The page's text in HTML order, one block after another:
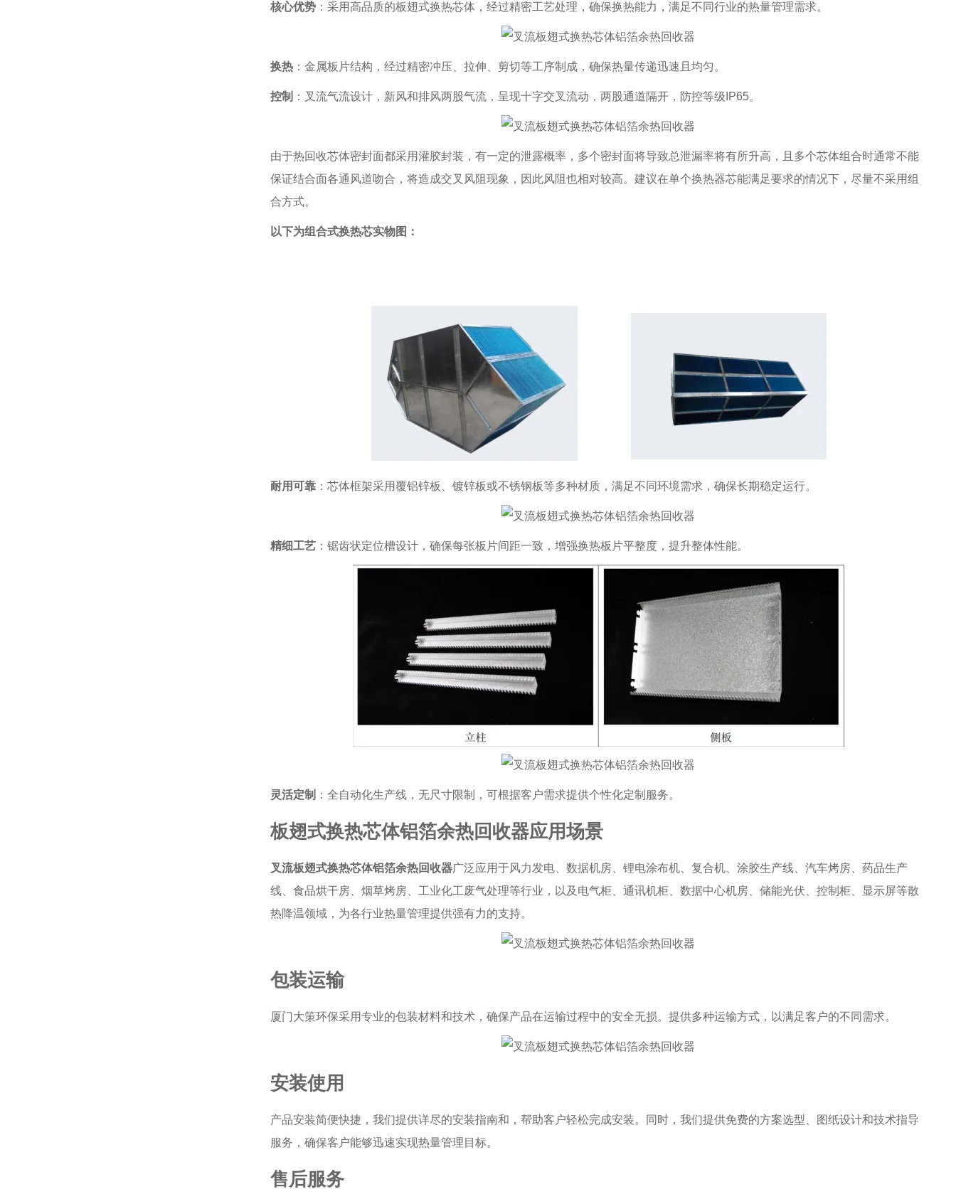
核心优势 ：采用高品质的板翅式换热芯体，经过精密工艺处理，确保换热能力，满足不同行业的热量管理需求。
换热 ：金属板片结构，经过精密冲压、拉伸、剪切等工序制成，确保热量传递迅速且均匀。
控制 ：叉流气流设计，新风和排风两股气流，呈现十字交叉流动，两股通道隔开，防控等级IP65。
由于热回收芯体密封面都采用灌胶封装，有一定的泄露概率，多个密封面将导致总泄漏率将有所升高，且多个芯体组合时通常不能
保证结合面各通风道吻合，将造成交叉风阻现象，因此风阻也相对较高。建议在单个换热器芯能满足要求的情况下，尽量不采用组
合方式。
以下为组合式换热芯实物图：
耐用可靠 ：芯体框架采用覆铝锌板、镀锌板或不锈钢板等多种材质，满足不同环境需求，确保长期稳定运行。
精细工艺 ：锯齿状定位槽设计，确保每张板片间距一致，增强换热板片平整度，提升整体性能。
灵活定制 ：全自动化生产线，无尺寸限制，可根据客户需求提供个性化定制服务。
板翅式换热芯体铝箔余热回收器应用场景
叉流板翅式换热芯体铝箔余热回收器广泛应用于风力发电、数据机房、锂电涂布机、复合机、涂胶生产线、汽车烤房、药品生产
线、食品烘干房、烟草烤房、工业化工废气处理等行业，以及电气柜、通讯机柜、数据中心机房、储能光伏、控制柜、显示屏等散
热降温领域，为各行业热量管理提供强有力的支持。
包装运输
厦门大策环保采用专业的包装材料和技术，确保产品在运输过程中的安全无损。提供多种运输方式，以满足客户的不同需求。
安装使用
产品安装简便快捷，我们提供详尽的安装指南和，帮助客户轻松完成安装。同时，我们提供免费的方案选型、图纸设计和技术指导
服务，确保客户能够迅速实现热量管理目标。
售后服务